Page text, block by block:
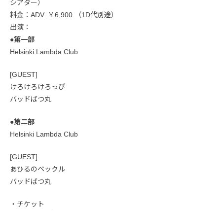
シアター）
料金：ADV. ￥6,900 （1D代別途）
出演：
●第一部
Helsinki Lambda Club
[GUEST]
けろけろけろっぴ
バッドばつ丸
●第二部
Helsinki Lambda Club
[GUEST]
あひるのペックル
バッドばつ丸
・チケット